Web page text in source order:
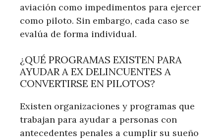
aviación como impedimentos para ejercer
como piloto. Sin embargo, cada caso se
evalúa de forma individual.
¿QUÉ PROGRAMAS EXISTEN PARA
AYUDAR A EX DELINCUENTES A
CONVERTIRSE EN PILOTOS?
Existen organizaciones y programas que
trabajan para ayudar a personas con
antecedentes penales a cumplir su sueño